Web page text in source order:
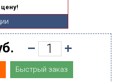
Быстрый заказ